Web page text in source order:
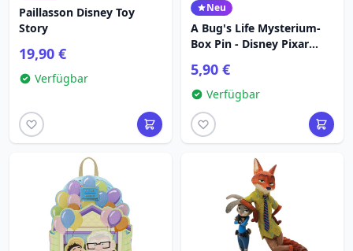
Paillasson Disney Toy
Story
19,90 €
Verfügbar
Neu
A Bug's Life Mysterium-
Box Pin - Disney Pixar
5,90 €
Verfügbar